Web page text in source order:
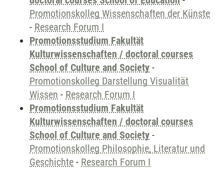
Promotionskolleg Wissenschaften der Künste
- Research Forum I
Promotionsstudium Fakultät
Kulturwissenschaften / doctoral courses
School of Culture and Society -
Promotionskolleg Darstellung Visualität
Wissen - Research Forum I
Promotionsstudium Fakultät
Kulturwissenschaften / doctoral courses
School of Culture and Society -
Promotionskolleg Philosophie, Literatur und
Geschichte - Research Forum I